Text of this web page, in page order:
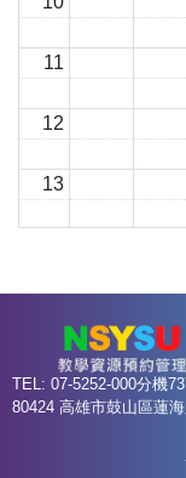
11
12
13
16
TEL: 07-5252-000分機
80424 高雄市鼓山區蓮